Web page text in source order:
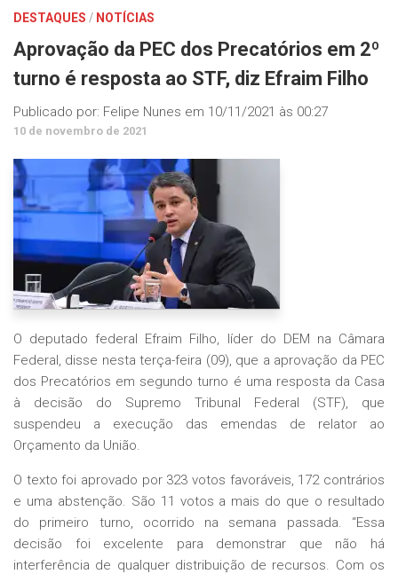
DESTAQUES / NOTÍCIAS
Aprovação da PEC dos Precatórios em 2º
turno é resposta ao STF, diz Efraim Filho
Publicado por: Felipe Nunes em 10/11/2021 às 00:27
10 de novembro de 2021
O deputado federal Efraim Filho, líder do DEM na Câmara
Federal, disse nesta terça-feira (09), que a aprovação da PEC
dos Precatórios em segundo turno é uma resposta da Casa
à decisão do Supremo Tribunal Federal (STF), que
suspendeu a execução das emendas de relator ao
Orçamento da União.
O texto foi aprovado por 323 votos favoráveis, 172 contrários
e uma abstenção. São 11 votos a mais do que o resultado
do primeiro turno, ocorrido na semana passada. “Essa
decisão foi excelente para demonstrar que não há
interferência de qualquer distribuição de recursos. Com os